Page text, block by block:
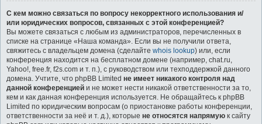
С кем можно связаться по вопросу некорректного использования и/
или юридических вопросов, связанных с этой конференцией?
Вы можете связаться с любым из администраторов, перечисленных в
списке на странице «Наша команда». Если вы не получили ответа,
свяжитесь с владельцем домена (сделайте whois lookup) или, если
конференция находится на бесплатном домене (например, chat.ru,
Yahoo!, free.fr, f2s.com и т. п.), с руководством или техподдержкой данного
домена. Учтите, что phpBB Limited не имеет никакого контроля над
данной конференцией и не может нести никакой ответственности за то,
кем и как данная конференция используется. Не обращайтесь к phpBB
Limited по юридическим вопросам (о приостановке работы конференции,
ответственности за неё и т. д.), которые не относятся напрямую к сайту